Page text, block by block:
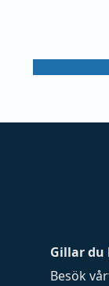
Gillar du
Besök